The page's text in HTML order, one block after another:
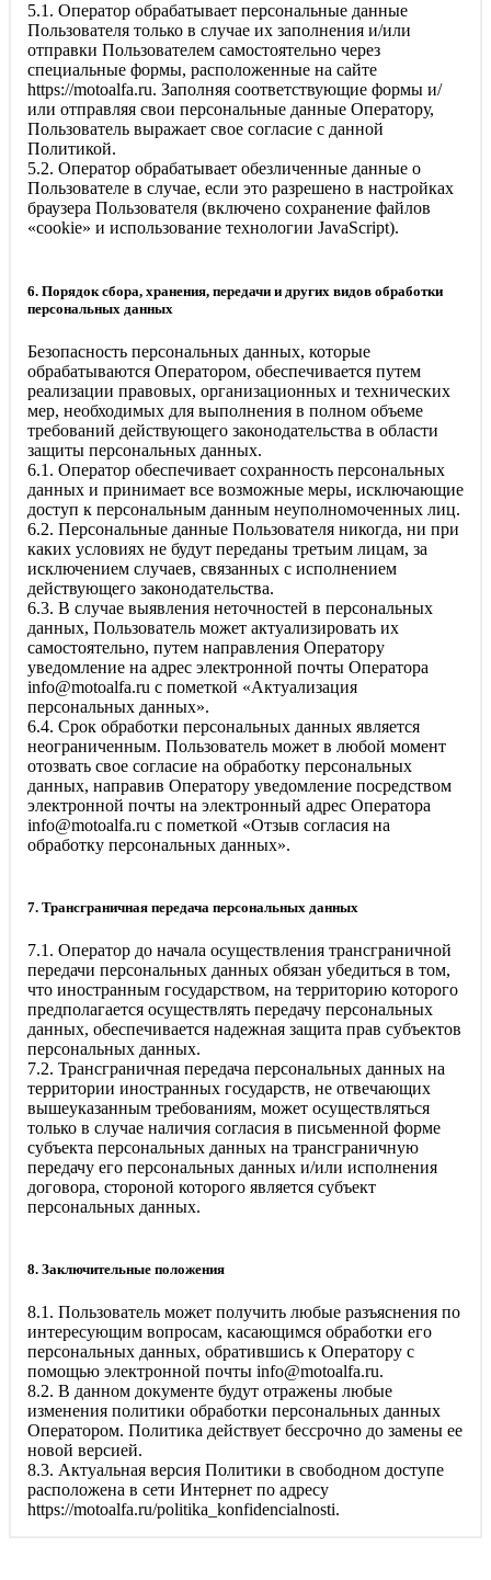
5.1. Оператор обрабатывает персональные данные
Пользователя только в случае их заполнения и/или
отправки Пользователем самостоятельно через
специальные формы, расположенные на сайте
https://motoalfa.ru. Заполняя соответствующие формы и/
или отправляя свои персональные данные Оператору,
Пользователь выражает свое согласие с данной
Политикой.
5.2. Оператор обрабатывает обезличенные данные о
Пользователе в случае, если это разрешено в настройках
браузера Пользователя (включено сохранение файлов
«cookie» и использование технологии JavaScript).
6. Порядок сбора, хранения, передачи и других видов обработки
персональных данных
Безопасность персональных данных, которые
обрабатываются Оператором, обеспечивается путем
реализации правовых, организационных и технических
мер, необходимых для выполнения в полном объеме
требований действующего законодательства в области
защиты персональных данных.
6.1. Оператор обеспечивает сохранность персональных
данных и принимает все возможные меры, исключающие
доступ к персональным данным неуполномоченных лиц.
6.2. Персональные данные Пользователя никогда, ни при
каких условиях не будут переданы третьим лицам, за
исключением случаев, связанных с исполнением
действующего законодательства.
6.3. В случае выявления неточностей в персональных
данных, Пользователь может актуализировать их
самостоятельно, путем направления Оператору
уведомление на адрес электронной почты Оператора
info@motoalfa.ru с пометкой «Актуализация
персональных данных».
6.4. Срок обработки персональных данных является
неограниченным. Пользователь может в любой момент
отозвать свое согласие на обработку персональных
данных, направив Оператору уведомление посредством
электронной почты на электронный адрес Оператора
info@motoalfa.ru с пометкой «Отзыв согласия на
обработку персональных данных».
7. Трансграничная передача персональных данных
7.1. Оператор до начала осуществления трансграничной
передачи персональных данных обязан убедиться в том,
что иностранным государством, на территорию которого
предполагается осуществлять передачу персональных
данных, обеспечивается надежная защита прав субъектов
персональных данных.
7.2. Трансграничная передача персональных данных на
территории иностранных государств, не отвечающих
вышеуказанным требованиям, может осуществляться
только в случае наличия согласия в письменной форме
субъекта персональных данных на трансграничную
передачу его персональных данных и/или исполнения
договора, стороной которого является субъект
персональных данных.
8. Заключительные положения
8.1. Пользователь может получить любые разъяснения по
интересующим вопросам, касающимся обработки его
персональных данных, обратившись к Оператору с
помощью электронной почты info@motoalfa.ru.
8.2. В данном документе будут отражены любые
изменения политики обработки персональных данных
Оператором. Политика действует бессрочно до замены ее
новой версией.
8.3. Актуальная версия Политики в свободном доступе
расположена в сети Интернет по адресу
https://motoalfa.ru/politika_konfidencialnosti.